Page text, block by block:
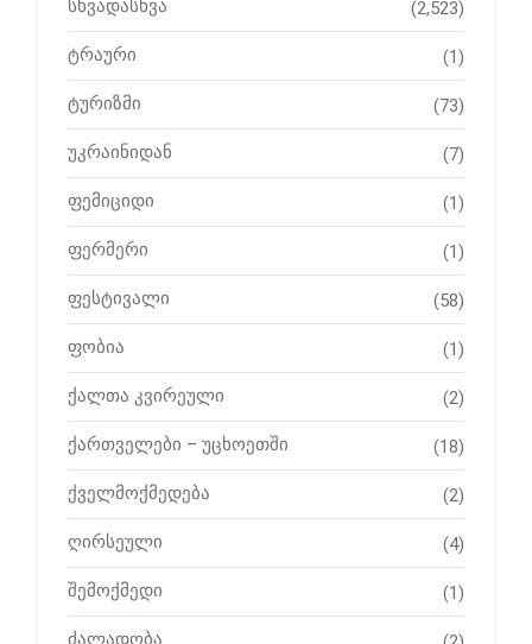
სხვადასხვა (2,523)
ტრაური (1)
ტურიზმი (73)
უკრაინიდან (7)
ფემიციდი (1)
ფერმერი (1)
ფესტივალი (58)
ფობია (1)
ქალთა კვირეული (2)
ქართველები – უცხოეთში (18)
ქველმოქმედება (2)
ღირსეული (4)
შემოქმედი (1)
ძალადობა